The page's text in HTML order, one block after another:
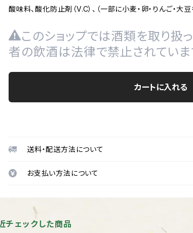
酸味料、酸化防止剤（V.C）、（一部に小麦・卵・りんご・大豆
このショップでは酒類を取り扱
者の飲酒は法律で禁止されていま
カートに入れる
送料・配送方法について
お支払い方法について
チェックした商品